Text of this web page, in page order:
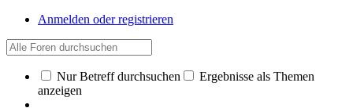
Anmelden oder registrieren
Nur Betreff durchsuchen
Ergebnisse als Themen
anzeigen